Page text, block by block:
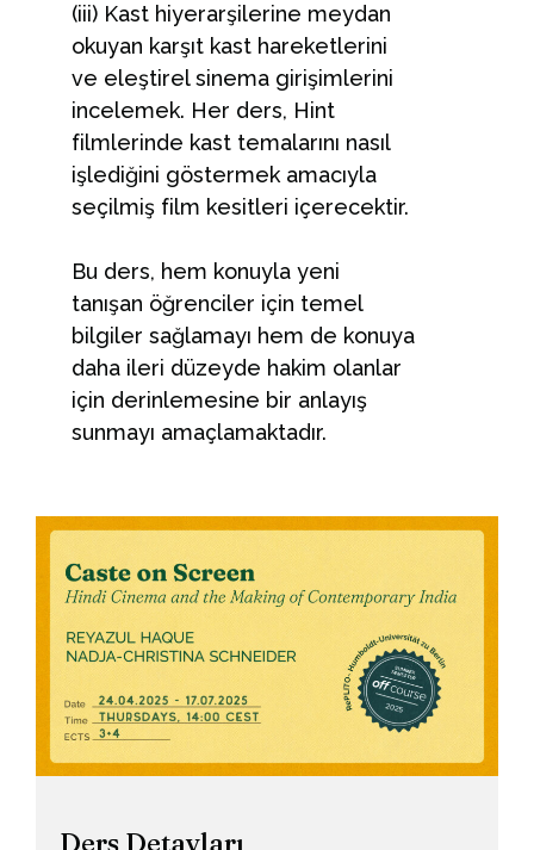
(iii) Kast hiyerarşilerine meydan
okuyan karşıt kast hareketlerini
ve eleştirel sinema girişimlerini
incelemek. Her ders, Hint
filmlerinde kast temalarını nasıl
işlediğini göstermek amacıyla
seçilmiş film kesitleri içerecektir.
Bu ders, hem konuyla yeni
tanışan öğrenciler için temel
bilgiler sağlamayı hem de konuya
daha ileri düzeyde hakim olanlar
için derinlemesine bir anlayış
sunmayı amaçlamaktadır.
Ders Detayları